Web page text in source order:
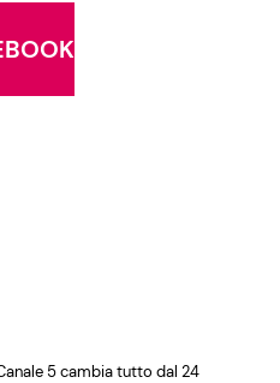
5 cambia tutto dal 24